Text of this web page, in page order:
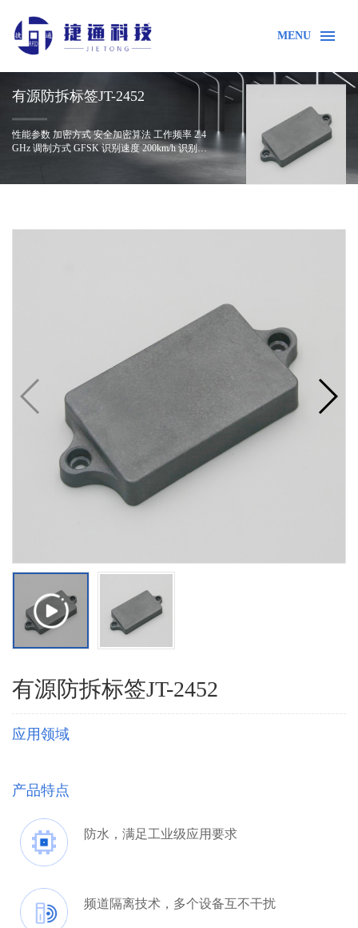
MENU
有源防拆标签JT-2452
性能参数 加密方式 安全加密算法 工作频率 2.4
GHz 调制方式 GFSK 识别速度 200km/h 识别能
有源防拆标签JT-2452
应用领域
产品特点
防水，满足工业级应用要求
频道隔离技术，多个设备互不干扰